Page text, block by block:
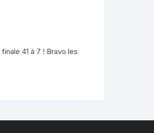
41 à 7 ! Bravo les